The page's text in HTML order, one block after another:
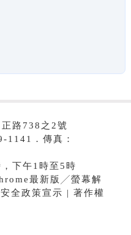
路738之2號
1141．傳真：
下午1時至5時
最新版╱螢幕解
全政策宣示 | 著作權